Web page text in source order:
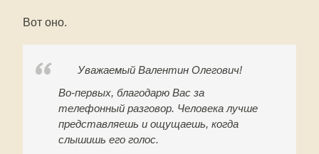
Вот оно.
Уважаемый Валентин Олегович!
Во-первых, благодарю Вас за
телефонный разговор. Человека лучше
представляешь и ощущаешь, когда
слышишь его голос.